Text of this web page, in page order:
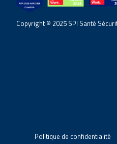
Copyright © 2025 SPI Santé
Politique de confidentialité